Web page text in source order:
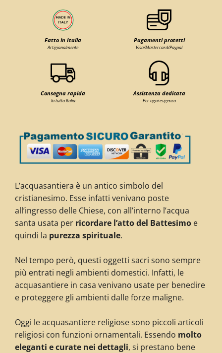
Fatto in Italia
Artigianalmente
Pagamenti protetti
Visa/Mastercard/Paypal
Consegna rapida
In tutta Italia
Assistenza dedicata
Per ogni esigenza
L’acquasantiera è un antico simbolo del
cristianesimo. Esse infatti venivano poste
all’ingresso delle Chiese, con all’interno l’acqua
santa usata per ricordare l’atto del Battesimo e
quindi la purezza spirituale.
Nel tempo però, questi oggetti sacri sono sempre
più entrati negli ambienti domestici. Infatti, le
acquasantiere in casa venivano usate per benedire
e proteggere gli ambienti dalle forze maligne.
Oggi le acquasantiere religiose sono piccoli articoli
religiosi con funzioni ornamentali. Essendo molto
eleganti e curate nei dettagli, si prestano bene